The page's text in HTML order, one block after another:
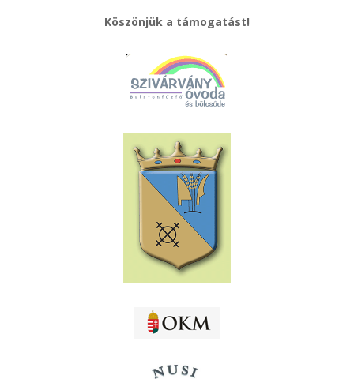
Köszönjük a támogatást!